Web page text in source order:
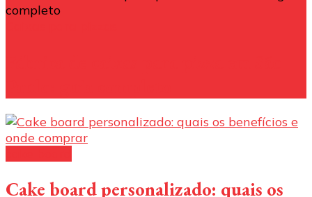
Cake board personalizado: quais os